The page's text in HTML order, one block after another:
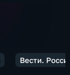
Вести.